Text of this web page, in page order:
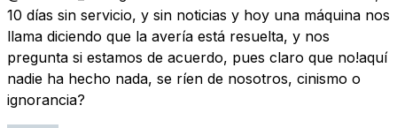
10 días sin servicio, y sin noticias y hoy una máquina nos
llama diciendo que la avería está resuelta, y nos
pregunta si estamos de acuerdo, pues claro que no!aquí
nadie ha hecho nada, se ríen de nosotros, cinismo o
ignorancia?